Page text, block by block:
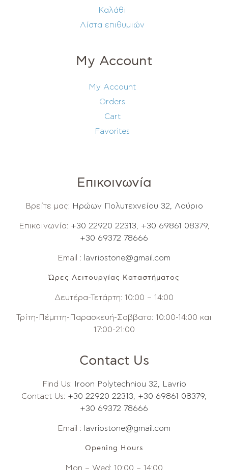
Καλάθι
Λίστα επιθυμιών
My Account
My Account
Orders
Cart
Favorites
Επικοινωνία
Βρείτε μας: Ηρώων Πολυτεχνείου 32, Λαύριο
Επικοινωνία: +30 22920 22313 +30 69861 08379,
+30 69372 78666
Email : lavriostone@gmail.com
Ώρες Λειτουργίας Καταστήματος
Δευτέρα-Τετάρτη: 10:00 – 14:00
Τρίτη-Πέμπτη-Παρασκευή-Σαββατο: 10:00-14:00 και
17:00-21:00
Contact Us
Find Us:
Iroon Polytechniou 32, Lavrio
Contact Us: +30 22920 22313 +30 69861 08379
+30 69372 78666
Email : lavriostone@gmail.com
Opening Hours
Mon – Wed: 10:00 – 14:00